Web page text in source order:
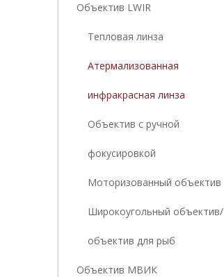
Объектив LWIR
Тепловая линза
Атермализованная
инфракрасная линза
Объектив с ручной
фокусировкой
Моторизованный объектив
Широкоугольный объектив/
объектив для рыб
Объектив МВИК